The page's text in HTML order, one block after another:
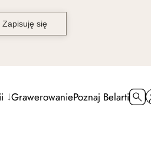
GrawerowaniePoznaj Belarti